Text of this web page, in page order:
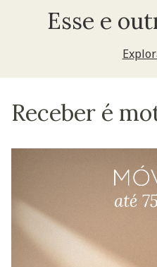
Esse e
Receber é